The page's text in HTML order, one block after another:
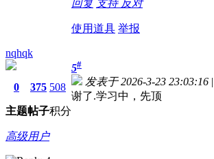
回复 支持 反对
使用道具 举报
nqhqk
0
主题
375
帖子
508
积分
高级用户
5#
发表于 2026-3-23 23:03:16 |
谢了.学习中，先顶